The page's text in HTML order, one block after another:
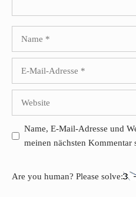
Adresse
Name, E-Mail-Adresse und
meinen nächsten Kommentar
Are you human? Please solve: